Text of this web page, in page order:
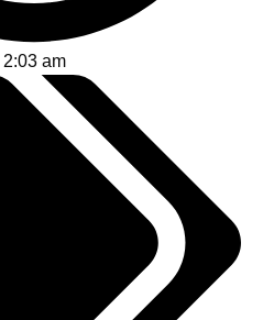
2:03 am